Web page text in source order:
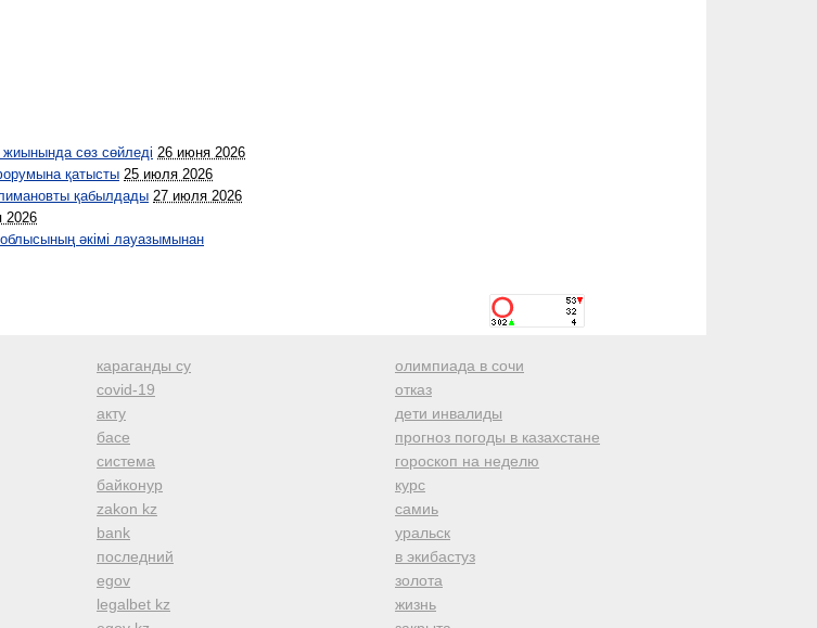
сөз сөйледі 26 июня 2026
қатысты 25 июля 2026
қабылдады 27 июля 2026
2026
әкімі лауазымынан
караганды су
covid-19
акту
басе
система
байконур
zakon kz
bank
последний
egov
legalbet kz
олимпиада в сочи
отказ
дети инвалиды
прогноз погоды в казахстане
гороскоп на неделю
курс
самиь
уральск
в экибастуз
золота
жизнь